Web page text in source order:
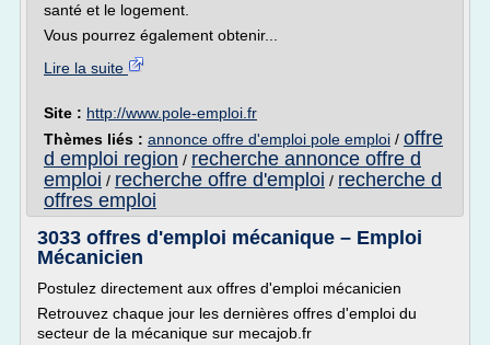
santé et le logement.
Vous pourrez également obtenir...
Lire la suite
Site : http://www.pole-emploi.fr
Thèmes liés : annonce offre d'emploi pole emploi / offre
d emploi region / recherche annonce offre d
emploi / recherche offre d'emploi / recherche d
offres emploi
3033 offres d'emploi mécanique – Emploi
Mécanicien
Postulez directement aux offres d'emploi mécanicien
Retrouvez chaque jour les dernières offres d'emploi du
secteur de la mécanique sur mecajob.fr